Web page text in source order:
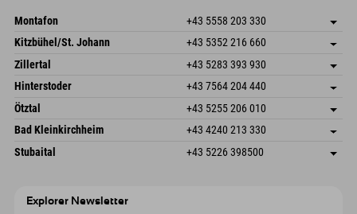
Montafon +43 5558 203 330
Dorfstr. 127b
6793 Gaschurn/Montafon
Autriche
Enregistrer l'adresse
Réservation
Kitzbühel/St. Johann +43 5352 216 660
Speckbacherstraße 87
6380 St. Johann in Tirol
Autriche
Enregistrer l'adresse
Informations d'arrivée
Réservation
Zillertal +43 5283 393 930
Schmiedau 2
Autriche
Enregistrer l'adresse
Réservation
Hinterstoder +43 7564 204 440
Freizeitpark 10
4573 Hinterstoder
Autriche
Enregistrer l'adresse
Informations d'arrivée
Réservation
Ötztal +43 5255 206 010
Gscheat 14
Autriche
Enregistrer l'adresse
Réservation
Bad Kleinkirchheim +43 4240 213 330
Dorfstraße 24
9546 Bad Kleinkirchheim
Enregistrer l'adresse
Informations d'arrivée
Stubaital +43 5226 398500
Explorer Newsletter